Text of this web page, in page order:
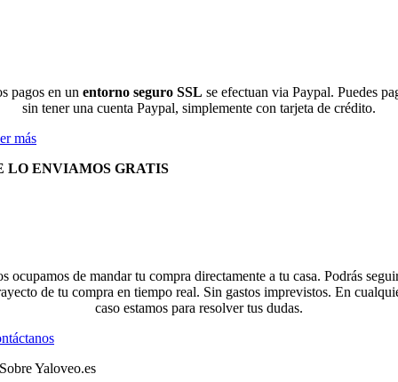
pagos en un entorno seguro SSL se efectuan via Paypal. Puedes
sin tener una cuenta Paypal, simplemente con tarjeta de crédito.
más
LO ENVIAMOS GRATIS
ocupamos de mandar tu compra directamente a tu casa. Podrás
de tu compra en tiempo real. Sin gastos imprevistos. En
caso estamos para resolver tus dudas.
Sobre Yaloveo.es